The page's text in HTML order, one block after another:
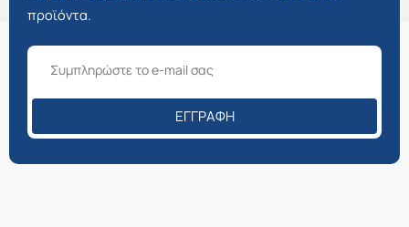
προϊόντα.
ΕΓΓΡΑΦΉ